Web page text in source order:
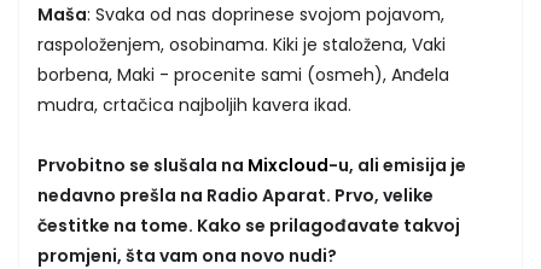
Maša: Svaka od nas doprinese svojom pojavom,
raspoloženjem, osobinama. Kiki je staložena, Vaki
borbena, Maki - procenite sami (osmeh), Anđela
mudra, crtačica najboljih kavera ikad.
Prvobitno se slušala na Mixcloud-u, ali emisija je
nedavno prešla na Radio Aparat. Prvo, velike
čestitke na tome. Kako se prilagođavate takvoj
promjeni, šta vam ona novo nudi?